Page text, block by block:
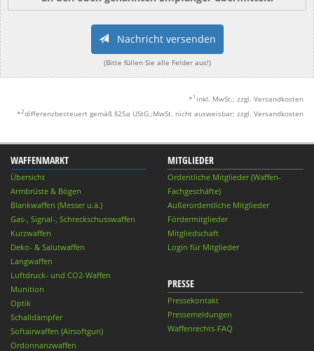
Nachricht versenden
(Bitte füllen Sie alle Felder aus!)
* 1 inkl. MwSt.; zzgl. Versandkosten
*2differenzbesteuert gemäß §25a UStG.;MwSt. nicht ausweisbar; zzgl. Versandkosten
WAFFENMARKT
Übersicht
Armbrüste & Bögen
Blankwaffen (Messer u.ä.)
Gas-, Signal-, Schreckschusswaffen
Kurzwaffen
Deko- & Salutwaffen
Langwaffen
Luftdruck- und CO2-Waffen
Munition
Optik
Schalldämpfer
Softairwaffen (Airsoftgun)
Ordonnanzwaffen
MITGLIEDER
Ordentliche Mitglieder (Waffen-
Fachgeschäfte)
Außerordentliche Mitglieder
Fördermitglieder
Mitgliedschaft
Login für Mitglieder
PRESSE
Pressekontakt
Pressemeldungen
Waffenrechts-FAQ